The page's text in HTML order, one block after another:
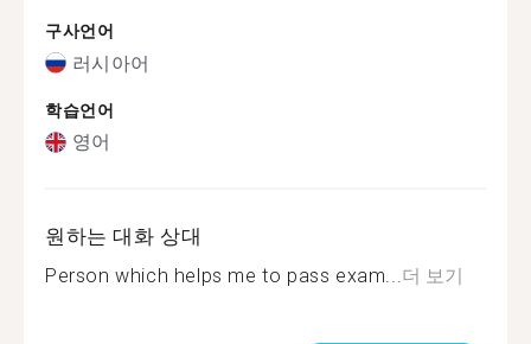
구사언어
러시아어
학습언어
영어
원하는 대화 상대
Person which helps me to pass exam...더 보기